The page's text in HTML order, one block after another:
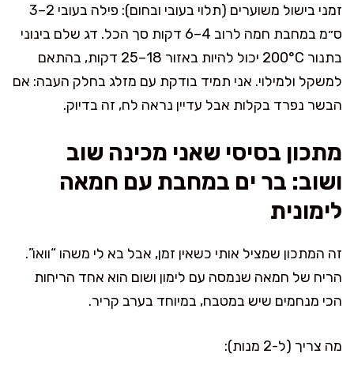
זמני בישול משוערים (תלוי בעובי ובחום): פילה בעובי 2–3
ס״מ במחבת חמה לרוב 4–6 דקות סך הכל. דג שלם בינוני
בתנור 200°C יכול להיות באזור 18–25 דקות, בהתאם
למשקל ולמילוי. אני תמיד בודקת עם מזלג בחלק העבה: אם
הבשר נפרד בקלות אבל עדיין נראה לח, זה בדיוק.
מתכון בסיסי שאני מכינה שוב
ושוב: בר ים במחבת עם חמאה
לימונית
זה המתכון שמציל אותי כשאין זמן, אבל בא לי משהו “וואו”.
הריח של חמאה שנמסה עם לימון ושום הוא אחד הריחות
הכי מנחמים שיש במטבח, במיוחד בערב קריר.
מה צריך (ל-2 מנות):